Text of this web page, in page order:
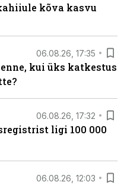
kõva kasvu
06.08.26, 17:35
kui üks katkestus
06.08.26, 17:32
ligi 100 000
06.08.26, 12:03